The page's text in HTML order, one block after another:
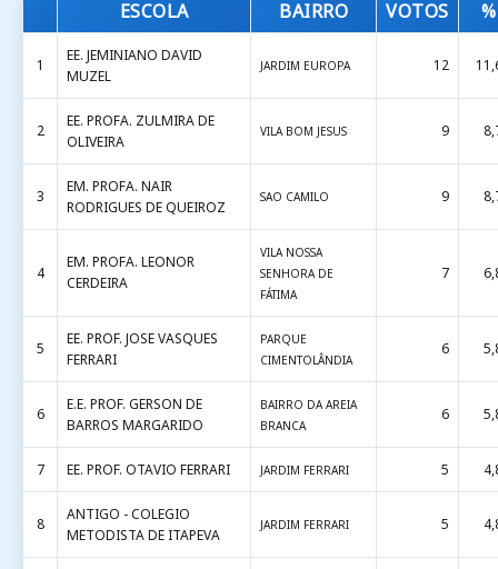
ESCOLA BAIRRO VOTOS %
1
EE. JEMINIANO DAVID
MUZEL
JARDIM EUROPA 12
2
EE. PROFA. ZULMIRA DE
OLIVEIRA
VILA BOM JESUS 9
3
EM. PROFA. NAIR
RODRIGUES DE QUEIROZ
SAO CAMILO 9
4
EM. PROFA. LEONOR
CERDEIRA
VILA NOSSA
SENHORA DE
FÁTIMA
7
5
EE. PROF. JOSE VASQUES
FERRARI
PARQUE
CIMENTOLÂNDIA
6
6
E.E. PROF. GERSON DE
BARROS MARGARIDO
BAIRRO DA AREIA
BRANCA
6
7 EE. PROF. OTAVIO FERRARI JARDIM FERRARI 5
8
ANTIGO - COLEGIO
METODISTA DE ITAPEVA
JARDIM FERRARI 5